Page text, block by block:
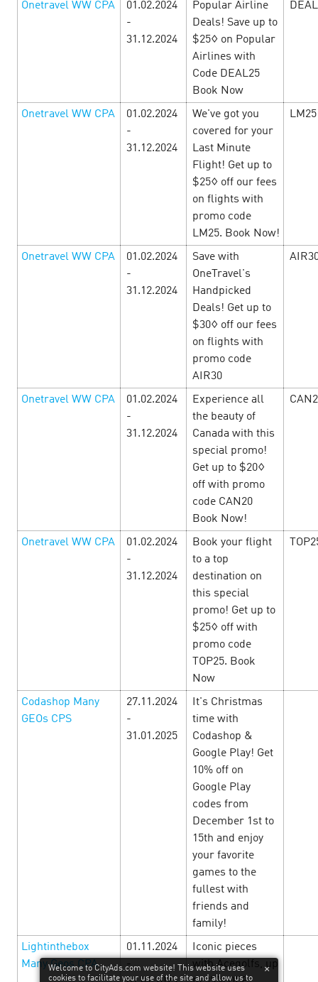
HOLIDAY SEASON — International
Expand the boundaries of your new abilities with
International offers!From June the 1st HOLIDAY SEASON
starts at CityADS! Start the journey and stock an
inspiration! There will be summer offe…
Недели Красоты в e-commerce
23 July’24
Недели Красоты в CityAds – Удивляем красивыми
условиями e-commerce офферов!С 15 по 31 июля
окунитесь в дни грандиозного преображения офферов!
Лучшие представители e-commerce индустрии д…
API documentation
Public offer
Welcome to CityAds.com website! This website uses
cookies to facilitate your use of the site and allow us to
Onetravel WW CPA
01.02.2024
-
31.12.2024
Popular Airline
Deals! Save up to
$25◊ on Popular
Airlines with
Code DEAL25
Book Now
Onetravel WW CPA
01.02.2024
-
31.12.2024
We've got you
covered for your
Last Minute
Flight! Get up to
$25◊ off our fees
on flights with
promo code
LM25. Book Now!
LM25
Onetravel WW CPA
01.02.2024
-
31.12.2024
Save with
OneTravel's
Handpicked
Deals! Get up to
$30◊ off our fees
on flights with
promo code
AIR30
Onetravel WW CPA
01.02.2024
-
31.12.2024
Experience all
the beauty of
Canada with this
special promo!
Get up to $20◊
off with promo
code CAN20
Book Now!
Onetravel WW CPA
01.02.2024
-
31.12.2024
Book your flight
to a top
destination on
this special
promo! Get up to
$25◊ off with
promo code
TOP25. Book
Now
Codashop Many
GEOs CPS
27.11.2024
-
31.01.2025
It's Christmas
time with
Codashop &
Google Play! Get
10% off on
Google Play
codes from
December 1st to
15th and enjoy
your favorite
games to the
fullest with
friends and
family!
Lightinthebox
Many Geos CPA
01.11.2024
-
Iconic pieces
with Acegolfs, up